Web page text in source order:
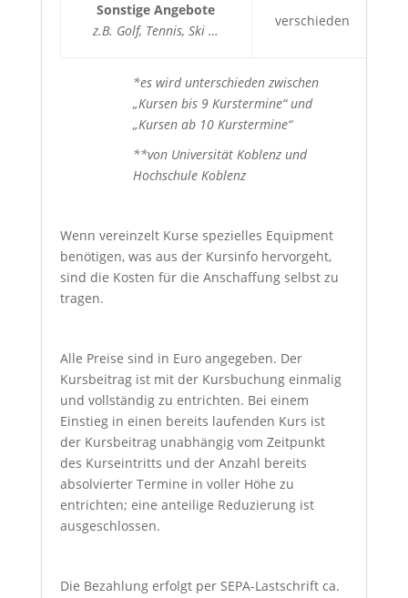
Sonstige Angebote
z.B. Golf, Tennis, Ski …
verschieden
*es wird unterschieden zwischen
„Kursen bis 9 Kurstermine“ und
„Kursen ab 10 Kurstermine“
**von Universität Koblenz und
Hochschule Koblenz
Wenn vereinzelt Kurse spezielles Equipment
benötigen, was aus der Kursinfo hervorgeht,
sind die Kosten für die Anschaffung selbst zu
tragen.
Alle Preise sind in Euro angegeben. Der
Kursbeitrag ist mit der Kursbuchung einmalig
und vollständig zu entrichten. Bei einem
Einstieg in einen bereits laufenden Kurs ist
der Kursbeitrag unabhängig vom Zeitpunkt
des Kurseintritts und der Anzahl bereits
absolvierter Termine in voller Höhe zu
entrichten; eine anteilige Reduzierung ist
ausgeschlossen.
Die Bezahlung erfolgt per SEPA-Lastschrift ca.